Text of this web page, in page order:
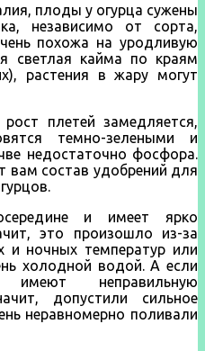
плоды у огурца сужены
независимо от сорта,
похожа на уродливую
светлая кайма по краям
растения в жару могут
плетей замедляется,
темно-зелеными и
недостаточно фосфора.
вам состав удобрений для
и имеет ярко
это произошло из-за
и ночных температур или
холодной водой. А если
имеют неправильную
допустили сильное
неравномерно поливали